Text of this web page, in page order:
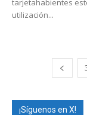
tarjetahabientes
utilización...
¡Síguenos en X!